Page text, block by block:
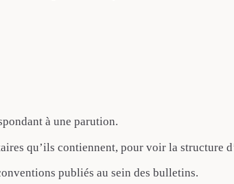
à une parution.
qu’ils contiennent, pour voir la structure
publiés au sein des bulletins.